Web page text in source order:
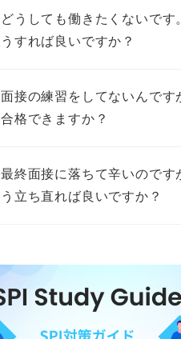
どうしても働きたくないです
うすれば良いですか？
面接の練習をしてないんです
合格できますか？
最終面接に落ちて辛いのです
う立ち直れば良いですか？